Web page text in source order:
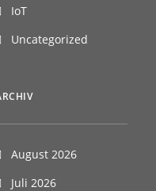
IoT
Uncategorized
August 2026
Juli 2026